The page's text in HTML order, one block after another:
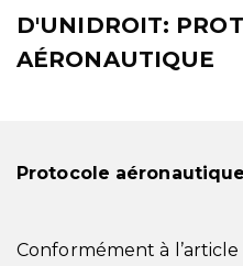
D'UNIDROIT:
AÉRONAUTIQUE
Protocole aéronautique
Conformément à l’article